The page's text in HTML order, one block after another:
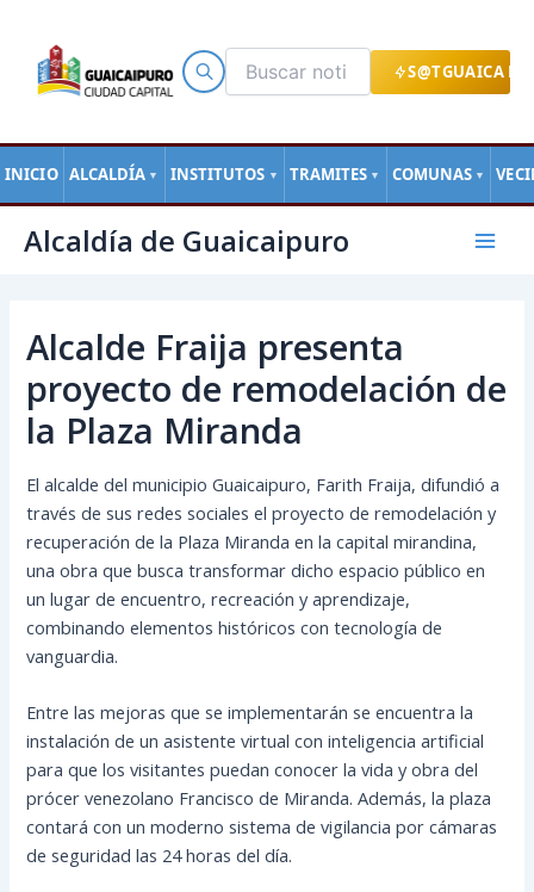
S@TGUAICA
INICIO ALCALDÍA ▼ INSTITUTOS ▼ TRAMITES ▼ COMUNAS ▼
contenido
Alcaldía de Guaicaipuro
Main
Alcalde Fraija presenta
proyecto de remodelación de
la Plaza Miranda
El alcalde del municipio Guaicaipuro, Farith Fraija, difundió a
través de sus redes sociales el proyecto de remodelación y
recuperación de la Plaza Miranda en la capital mirandina,
una obra que busca transformar dicho espacio público en
un lugar de encuentro, recreación y aprendizaje,
combinando elementos históricos con tecnología de
vanguardia.
Entre las mejoras que se implementarán se encuentra la
instalación de un asistente virtual con inteligencia artificial
para que los visitantes puedan conocer la vida y obra del
prócer venezolano Francisco de Miranda. Además, la plaza
contará con un moderno sistema de vigilancia por cámaras
de seguridad las 24 horas del día.
de